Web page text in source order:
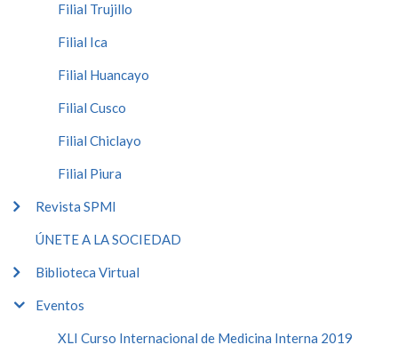
Filial Trujillo
Filial Ica
Filial Huancayo
Filial Cusco
Filial Chiclayo
Filial Piura
Revista SPMI
ÚNETE A LA SOCIEDAD
Biblioteca Virtual
Eventos
XLI Curso Internacional de Medicina Interna 2019